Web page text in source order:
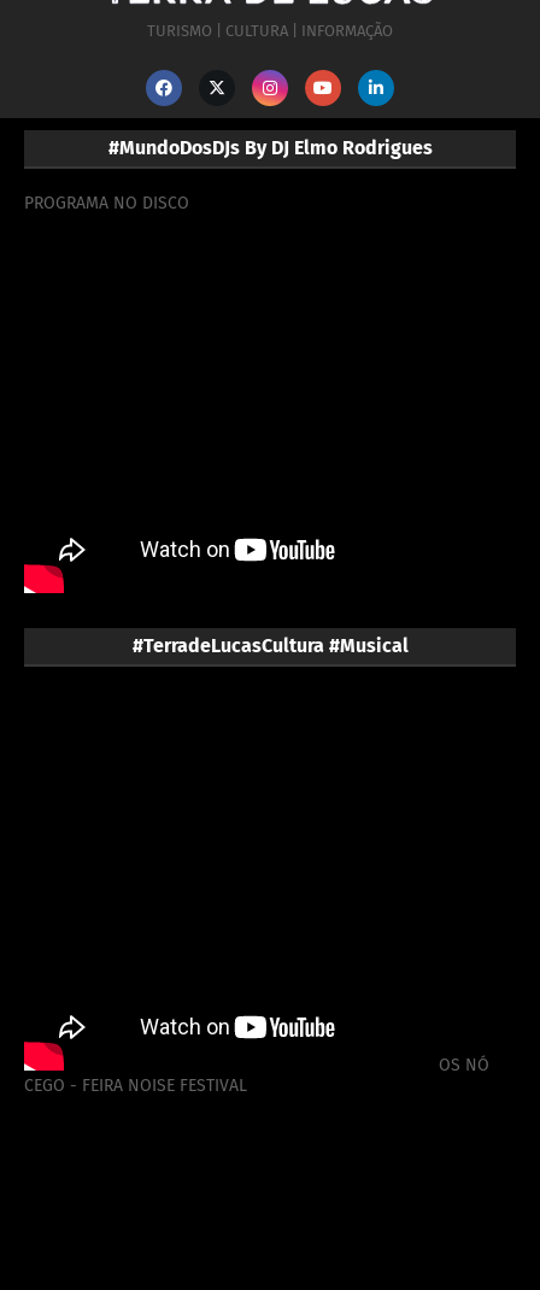
TURISMO | CULTURA | INFORMAÇÃO
#MundoDosDJs By DJ Elmo Rodrigues
PROGRAMA NO DISCO
#TerradeLucasCultura #Musical
OS NÓ
CEGO - FEIRA NOISE FESTIVAL